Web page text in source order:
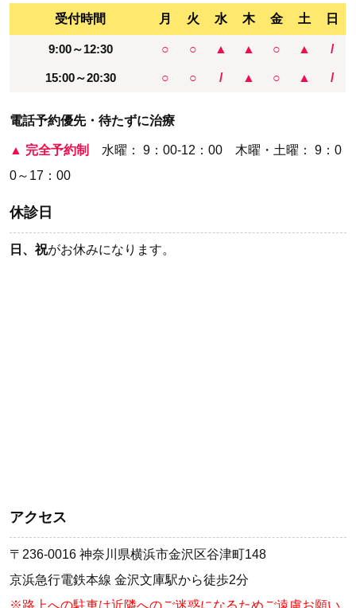
受付時間 月 火 水 木 金 土 日
9:00～12:30 ○ ○ ▲ ▲ ○ ▲ /
15:00～20:30 ○ ○ / ▲ ○ ▲ /
電話予約優先・待たずに治療
▲ 完全予約制 水曜： 9：00-12：00 木曜・土曜： 9：0
0～17：00
休診日
日、祝がお休みになります。
アクセス
〒236-0016 神奈川県横浜市金沢区谷津町148
京浜急行電鉄本線 金沢文庫駅から徒歩2分
※路上への駐車は近隣へのご迷惑になるためご遠慮お願い